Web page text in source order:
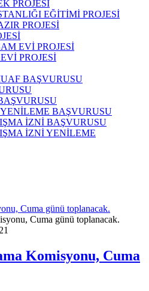
PROJESİ
EĞİTİMİ PROJESİ
PROJESİ
EVİ PROJESİ
PROJESİ
BAŞVURUSU
BAŞVURUSU
İZNİ BAŞVURUSU
İZNİ YENİLEME
Cuma günü toplanacak.
Komisyonu, Cuma